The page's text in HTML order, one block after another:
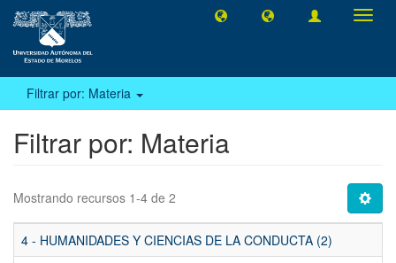
Filtrar por: Materia
Filtrar por: Materia
Mostrando recursos 1-4 de 2
4 - HUMANIDADES Y CIENCIAS DE LA CONDUCTA (2)